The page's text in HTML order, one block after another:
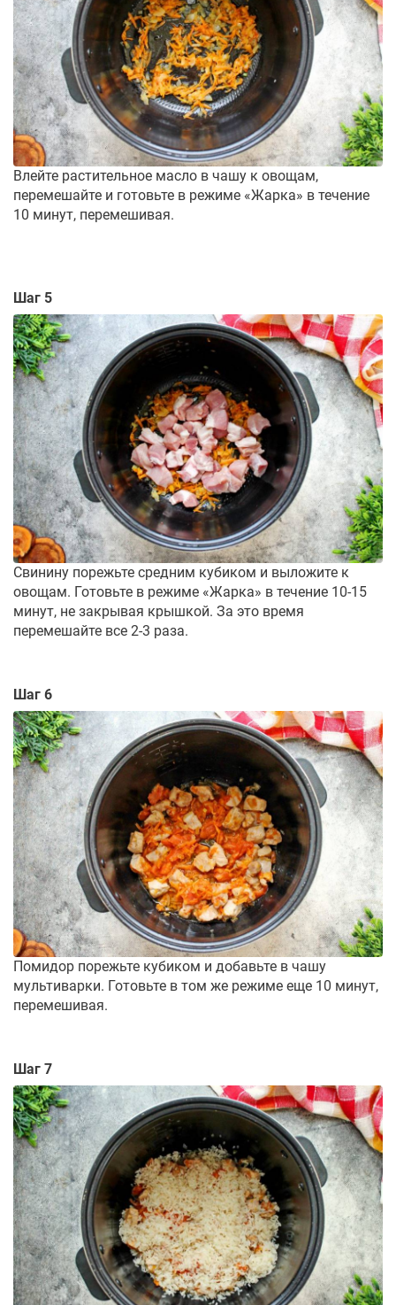
Влейте растительное масло в чашу к овощам,
перемешайте и готовьте в режиме «Жарка» в течение
10 минут, перемешивая.
Шаг 5
Свинину порежьте средним кубиком и выложите к
овощам. Готовьте в режиме «Жарка» в течение 10-15
минут, не закрывая крышкой. За это время
перемешайте все 2-3 раза.
Шаг 6
Помидор порежьте кубиком и добавьте в чашу
мультиварки. Готовьте в том же режиме еще 10 минут,
перемешивая.
Шаг 7